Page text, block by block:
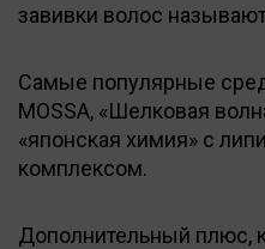
завивки волос
Самые популярные
MOSSA, «Шелковая
«японская химия» с
комплексом.
Дополнительный плюс,